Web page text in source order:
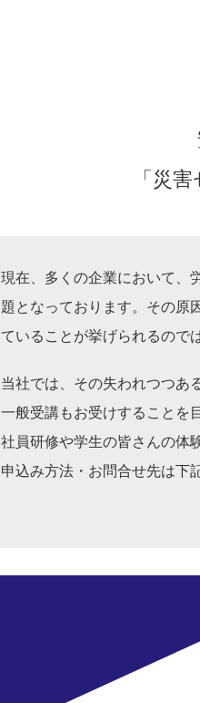
「災
現在、多くの企業において、
題となっております。その原
ていることが挙げられるので
当社では、その失われつつあ
一般受講もお受けすることを
社員研修や学生の皆さんの体
申込み方法・お問合せ先は下